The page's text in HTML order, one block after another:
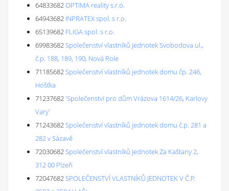
64833682OPTIMA reality s.r.o.
64943682 INPRATEX spol. s r.o.
65139682 FLIGA spol. s r.o.
69983682Společenství vlastníků jednotek Svobodova ul.,
č.p. 188, 189, 190, Nová Role
71185682Společenství vlastníků jednotek domu čp. 246,
Hošťka
71237682'Společenství pro dům Vrázova 1614/26, Karlovy
Vary'
71243682Společenství vlastníků jednotek domu č.p. 281 a
282 v Sázavě
72030682Společenství vlastníků jednotek Za Kaštany 2,
312 00 Plzeň
72047682SPOLEČENSTVÍ VLASTNÍKŮ JEDNOTEK V Č.P.